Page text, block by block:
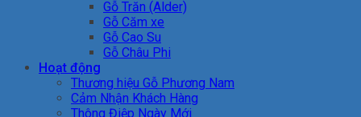
Gỗ Trăn (Alder)
Gỗ Căm xe
Gỗ Cao Su
Gỗ Châu Phi
Hoạt động
Thương hiệu Gỗ Phương Nam
Cảm Nhận Khách Hàng
Thông Điệp Ngày Mới